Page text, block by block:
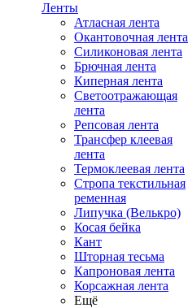
Ленты
Атласная лента
Окантовочная лента
Силиконовая лента
Брючная лента
Киперная лента
Светоотражающая
лента
Репсовая лента
Трансфер клеевая
лента
Термоклеевая лента
Стропа текстильная
ременная
Липучка (Велькро)
Косая бейка
Кант
Шторная тесьма
Капроновая лента
Корсажная лента
Ещё